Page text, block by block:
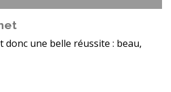
donc une belle réussite : beau,